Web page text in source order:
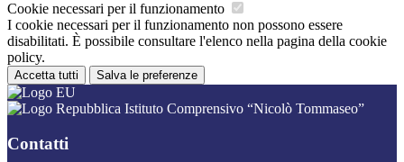
Cookie necessari per il funzionamento
I cookie necessari per il funzionamento non possono essere
disabilitati. È possibile consultare l'elenco nella pagina della cookie
policy.
Accetta tutti Salva le preferenze
Istituto Comprensivo “Nicolò Tommaseo”
Contatti